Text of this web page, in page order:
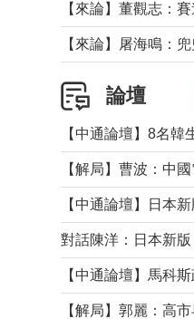
【來論】董觀志：
論壇